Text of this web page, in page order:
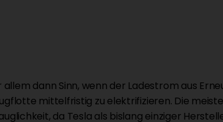
dann Sinn, wenn der Ladestrom aus
mittelfristig zu elektrifizieren. Die
da Tesla als bislang einziger